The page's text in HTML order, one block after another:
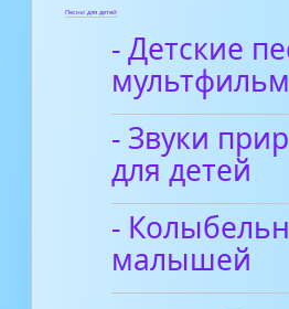
Песни для детей
- Детские
- Звуки
для детей
-
малышей